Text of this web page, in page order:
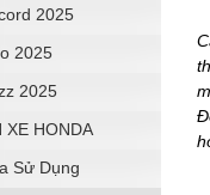
2025
2025
2025
XE HONDA
Sử Dụng